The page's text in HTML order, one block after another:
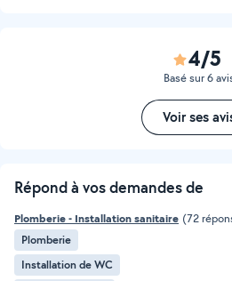
4/5
Basé sur 6
Voir ses
Répond à vos demandes de
Plomberie - Installation sanitaire (72
Plomberie
Installation de WC